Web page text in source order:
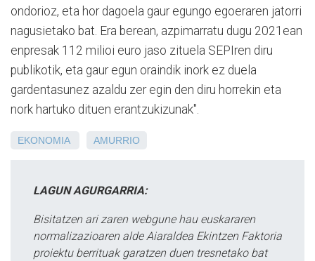
ondorioz, eta hor dagoela gaur egungo egoeraren jatorri
nagusietako bat. Era berean, azpimarratu dugu 2021ean
enpresak 112 milioi euro jaso zituela SEPIren diru
publikotik, eta gaur egun oraindik inork ez duela
gardentasunez azaldu zer egin den diru horrekin eta
nork hartuko dituen erantzukizunak".
EKONOMIA AMURRIO
LAGUN AGURGARRIA:
Bisitatzen ari zaren webgune hau euskararen
normalizazioaren alde Aiaraldea Ekintzen Faktoria
proiektu berrituak garatzen duen tresnetako bat